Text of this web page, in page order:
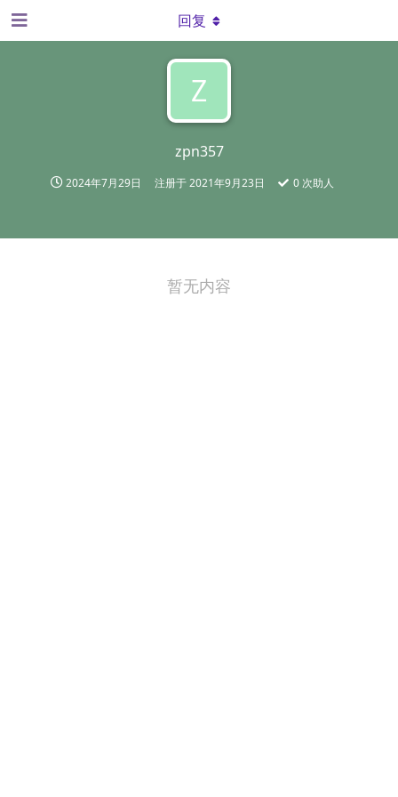
Z
zpn357
2024年7月29日 注册于2021年9月23日 0 次助人
回复
暂无内容